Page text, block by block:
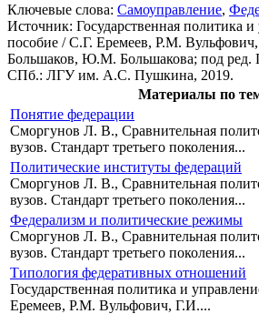
Ключевые слова: Самоуправление,
Источник: Государственная политика
пособие / С.Г. Еремеев, Р.М.
Большаков, Ю.М. Большакова; под ред.
СПб.: ЛГУ им. А.С. Пушкина, 2019.
Материалы по
Понятие федерации
Сморгунов Л. В., Сравнительная
вузов. Стандарт третьего поколения...
Политические институты федераций
Сморгунов Л. В., Сравнительная
вузов. Стандарт третьего поколения...
Федерализм и политические режимы
Сморгунов Л. В., Сравнительная
вузов. Стандарт третьего поколения...
Типология федеративных отношений
Государственная политика и
Еремеев, Р.М. Вульфович, Г.И....